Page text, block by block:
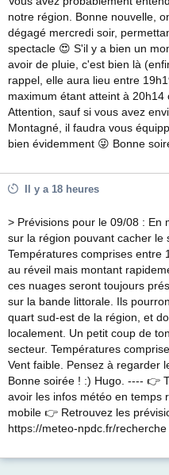
notre région. Bonne nouvelle,
dégagé mercredi soir,
spectacle 😍 S'il y a bien un
avoir de pluie, c'est bien là
rappel, elle aura lieu entre
maximum étant atteint à 20h14
Attention, sauf si vous avez
Montagné, il faudra vous
bien évidemment 😜 Bonne
Il y a 18 heures
> Prévisions pour le 09/08 : En
sur la région pouvant cacher le
Températures comprises entre
au réveil mais montant
ces nuages seront toujours
sur la bande littorale. Ils
quart sud-est de la région, et
localement. Un petit coup de
secteur. Températures
Vent faible. Pensez à regarder
Bonne soirée ! :) Hugo. ---- 👉
avoir les infos météo en temps
mobile 👉 Retrouvez les
https://meteo-npdc.fr/recherche